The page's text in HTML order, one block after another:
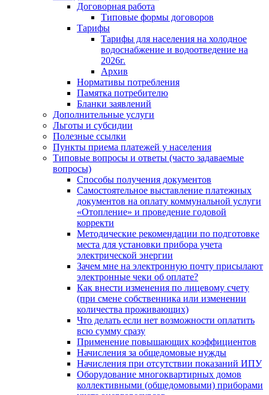
Договорная работа
Типовые формы договоров
Тарифы
Тарифы для населения на холодное
водоснабжение и водоотведение на
2026г.
Архив
Нормативы потребления
Памятка потребителю
Бланки заявлений
Дополнительные услуги
Льготы и субсидии
Полезные ссылки
Пункты приема платежей у населения
Типовые вопросы и ответы (часто задаваемые
вопросы)
Способы получения документов
Самостоятельное выставление платежных
документов на оплату коммунальной услуги
«Отопление» и проведение годовой
корректи
Методические рекомендации по подготовке
места для установки прибора учета
электрической энергии
Зачем мне на электронную почту присылают
электронные чеки об оплате?
Как внести изменения по лицевому счету
(при смене собственника или изменении
количества проживающих)
Что делать если нет возможности оплатить
всю сумму сразу
Применение повышающих коэффициентов
Начисления за общедомовые нужды
Начисления при отсутствии показаний ИПУ
Оборудование многоквартирных домов
коллективными (общедомовыми) приборами